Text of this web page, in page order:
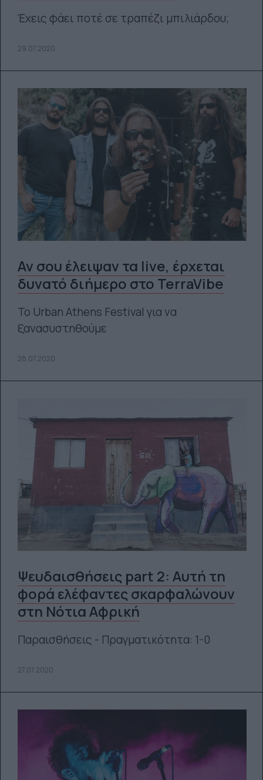
Έχεις φάει ποτέ σε τραπέζι μπιλιάρδου;
29.07.2020
Αν σου έλειψαν τα live, έρχεται
δυνατό διήμερο στο TerraVibe
Το Urban Athens Festival για να
ξανασυστηθούμε
28.07.2020
Ψευδαισθήσεις part 2: Αυτή τη
φορά ελέφαντες σκαρφαλώνουν
στη Νότια Αφρική
Παραισθήσεις - Πραγματικότητα: 1-0
27.07.2020